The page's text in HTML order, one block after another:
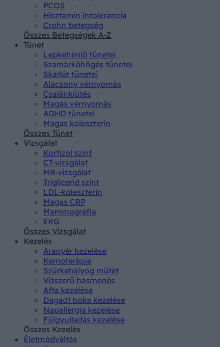
PCOS
Hisztamin intolerancia
Crohn betegség
Összes Betegségek A-Z
Tünet
Lepkehimlő tünetei
Szamárköhögés tünetei
Skarlát tünetei
Alacsony vérnyomás
Csalánkiütés
Magas vérnyomás
ADHD tünetei
Magas koleszterin
Összes Tünet
Vizsgálat
Kortizol szint
CT-vizsgálat
MR-vizsgálat
Triglicerid szint
LDL-koleszterin
Magas CRP
Mammográfia
EKG
Összes Vizsgálat
Kezelés
Aranyér kezelése
Kemoterápia
Szürkehályog műtét
Vízszerű hasmenés
Afta kezelése
Dagadt boka kezelése
Napallergia kezelése
Fülgyulladás kezelése
Összes Kezelés
Életmódváltás